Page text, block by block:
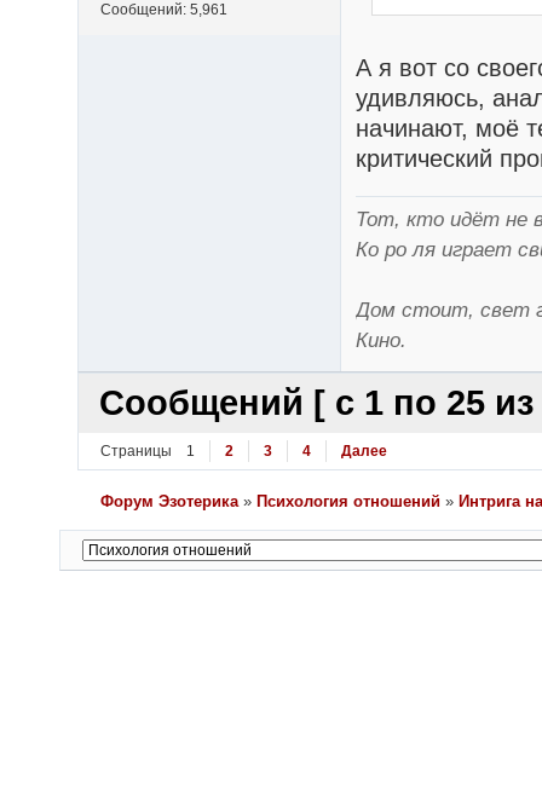
Сообщений: 5,961
А я вот со
удивляюсь,
начинают, моё
критический
Тот, кто идёт не
Ко ро ля играет
Дом стоит, свет
Кино.
Сообщений [ с 1 по 25 из
Страницы 1 2 3 4 Далее
Форум Эзотерика » Психология отношений » Интрига